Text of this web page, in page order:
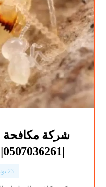
شركة مكافحة
|0507036261| ارخص الاسعار
23 يونيو، 2024